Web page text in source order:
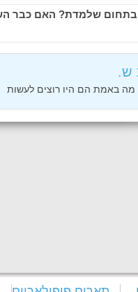
בתחום שלמדת? האם כבר
ש.
מה באמת הם היו רוצים לעשות